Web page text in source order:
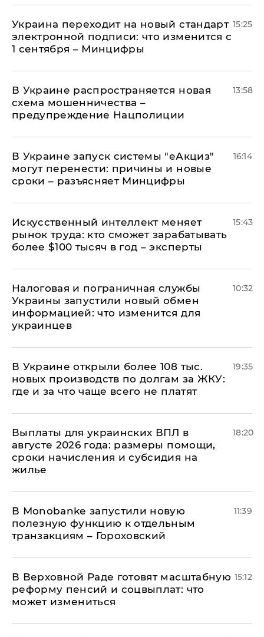
Украина переходит на новый стандарт
электронной подписи: что изменится с
1 сентября – Минцифры
15:25
В Украине распространяется новая
схема мошенничества –
предупреждение Нацполиции
13:58
В Украине запуск системы "еАкциз"
могут перенести: причины и новые
сроки – разъясняет Минцифры
16:14
Искусственный интеллект меняет
рынок труда: кто сможет зарабатывать
более $100 тысяч в год – эксперты
15:43
Налоговая и пограничная службы
Украины запустили новый обмен
информацией: что изменится для
украинцев
10:32
В Украине открыли более 108 тыс.
новых производств по долгам за ЖКУ:
где и за что чаще всего не платят
19:35
Выплаты для украинских ВПЛ в
августе 2026 года: размеры помощи,
сроки начисления и субсидия на
жилье
18:20
В Мonobankе запустили новую
полезную функцию к отдельным
транзакциям – Гороховский
11:39
В Верховной Раде готовят масштабную
реформу пенсий и соцвыплат: что
может измениться
15:12